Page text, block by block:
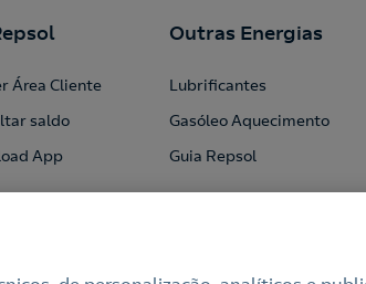
Área Cliente
saldo
App
Outras Energias
Lubrificantes
Gasóleo Aquecimento
Guia Repsol